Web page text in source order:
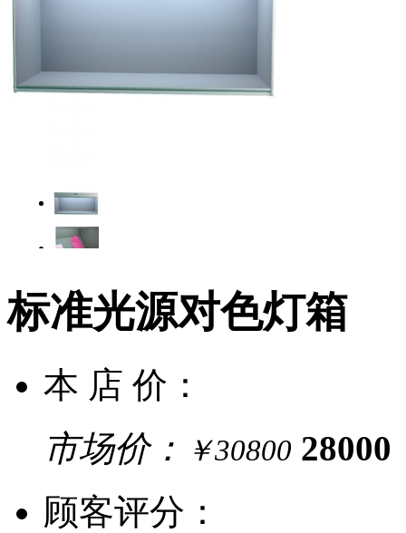
标准光源对色灯箱
本 店 价：
市场价：
￥30800 28000
顾客评分：